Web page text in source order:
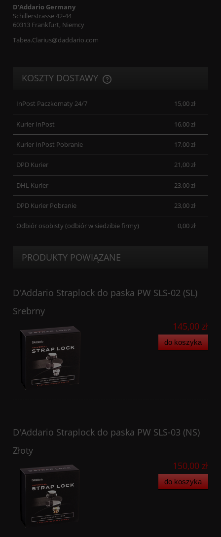
D'Addario Germany
Schillerstrasse 42-44
60313 Frankfurt, Niemcy
Tabea.Clarius@daddario.com
KOSZTY DOSTAWY
CENA NIE ZAWIERA EWENTUALNYCH KOSZTÓW PŁATNOŚCI
InPost Paczkomaty 24/7 15,00 zł
Kurier InPost 16,00 zł
Kurier InPost Pobranie 17,00 zł
DPD Kurier 21,00 zł
DHL Kurier 23,00 zł
DPD Kurier Pobranie 23,00 zł
Odbiór osobisty (odbiór w siedzibie firmy) 0,00 zł
PRODUKTY POWIĄZANE
D'Addario Straplock do paska PW SLS-02 (SL)
Srebrny
145,00 zł
do koszyka
D'Addario Straplock do paska PW SLS-03 (NS)
Złoty
150,00 zł
do koszyka